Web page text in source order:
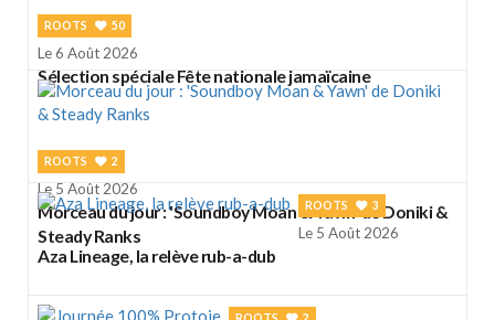
ROOTS 50
Le 6 Août 2026
Sélection spéciale Fête nationale jamaïcaine
ROOTS 2
Le 5 Août 2026
Morceau du jour : 'Soundboy Moan & Yawn' de Doniki &
Steady Ranks
ROOTS 3
Le 5 Août 2026
Aza Lineage, la relève rub-a-dub
ROOTS 2